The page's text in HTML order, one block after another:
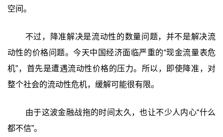
空间。
不过，降准解决是流动性的数量问题，并不是解决流
动性的价格问题。今天中国经济面临严重的“现金流量表危
机”，首先是遭遇流动性价格的压力。所以，即使降准，对
整个社会的流动性危机，缓解可能很有限。
由于这波金融战拖的时间太久，也让不少人内心“什么
都不信”。